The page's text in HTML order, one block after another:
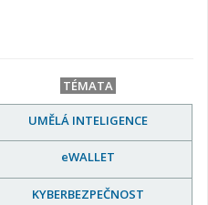
TÉMATA
UMĚLÁ INTELIGENCE
eWALLET
KYBERBEZPEČNOST